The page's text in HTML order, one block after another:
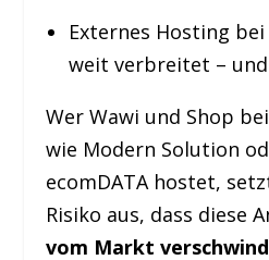
Externes Hosting
weit verbreitet –
Wer Wawi und Shop
wie Modern Solution
ecomDATA hostet,
Risiko aus, dass diese
vom Markt